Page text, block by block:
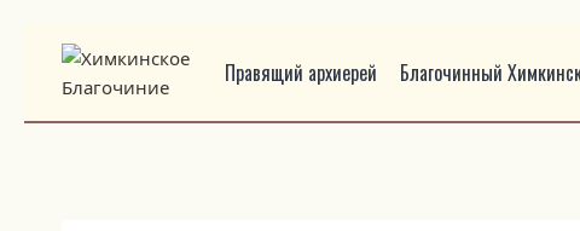
Перейти
содержимому
Правящий архиерей Благочинный